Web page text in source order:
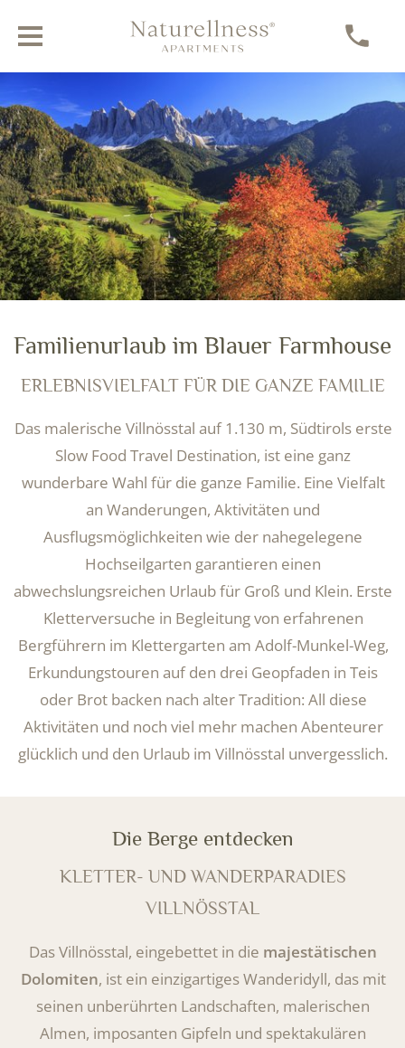
Familienurlaub im Blauer Farmhouse
ERLEBNISVIELFALT FÜR DIE GANZE FAMILIE
Das malerische Villnösstal auf 1.130 m, Südtirols erste
Slow Food Travel Destination, ist eine ganz
wunderbare Wahl für die ganze Familie. Eine Vielfalt
an Wanderungen, Aktivitäten und
Ausflugsmöglichkeiten wie der nahegelegene
Hochseilgarten garantieren einen
abwechslungsreichen Urlaub für Groß und Klein. Erste
Kletterversuche in Begleitung von erfahrenen
Bergführern im Klettergarten am Adolf-Munkel-Weg,
Erkundungstouren auf den drei Geopfaden in Teis
oder Brot backen nach alter Tradition: All diese
Aktivitäten und noch viel mehr machen Abenteurer
glücklich und den Urlaub im Villnösstal unvergesslich.
Die Berge entdecken
KLETTER- UND WANDERPARADIES
VILLNÖSSTAL
Das Villnösstal, eingebettet in die majestätischen
Dolomiten, ist ein einzigartiges Wanderidyll, das mit
seinen unberührten Landschaften, malerischen
Almen, imposanten Gipfeln und spektakulären